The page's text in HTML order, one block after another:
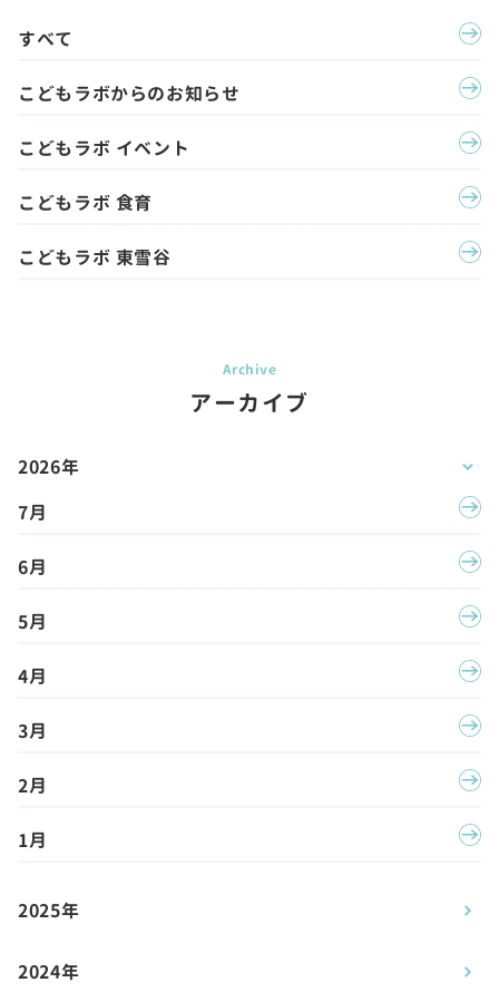
すべて
こどもラボからのお知らせ
こどもラボ イベント
こどもラボ 食育
こどもラボ 東雪谷
アーカイブ
2026年
7月
6月
5月
4月
3月
2月
1月
2025年
2024年